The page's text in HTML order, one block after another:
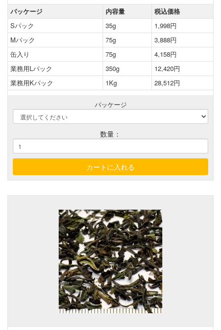
パッケージ 内容量
税込価格
Sパック
35g
1,998円
Mパック
75g
3,888円
缶入り
75g
4,158円
業務用Lパック
350g
12,420円
業務用Kパック
1Kg 28,512円
パッケージ
数量：